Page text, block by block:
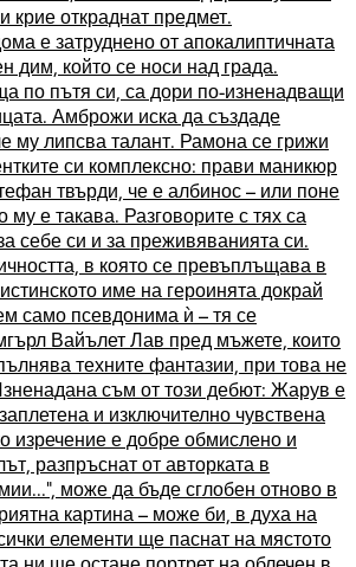
крие откраднат предмет.
е затруднено от апокалиптичната
дим, който се носи над града.
по пътя си, са дори по-изненадващи
Амброжи иска да създаде
му липсва талант. Рамона се грижи
си комплексно: прави маникюр
твърди, че е албинос – или поне
му е такава. Разговорите с тях са
себе си и за преживяванията си.
в която се превъплъщава в
име на героинята докрай
само псевдонима ѝ – тя се
Вайълет Лав пред мъжете, които
техните фантазии, при това не
съм от този дебют: Жарув е
и изключително чувствена
изречение е добре обмислено и
разпръснат от авторката в
може да бъде сглобен отново в
картина – може би, в духа на
елементи ще паснат на мястото